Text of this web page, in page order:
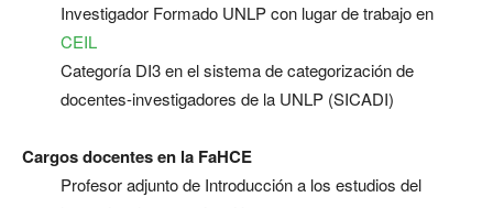
Investigador Formado UNLP con lugar de trabajo en
CEIL
Categoría DI3 en el sistema de categorización de
docentes-investigadores de la UNLP (SICADI)
Cargos docentes en la FaHCE
Profesor adjunto de Introducción a los estudios del